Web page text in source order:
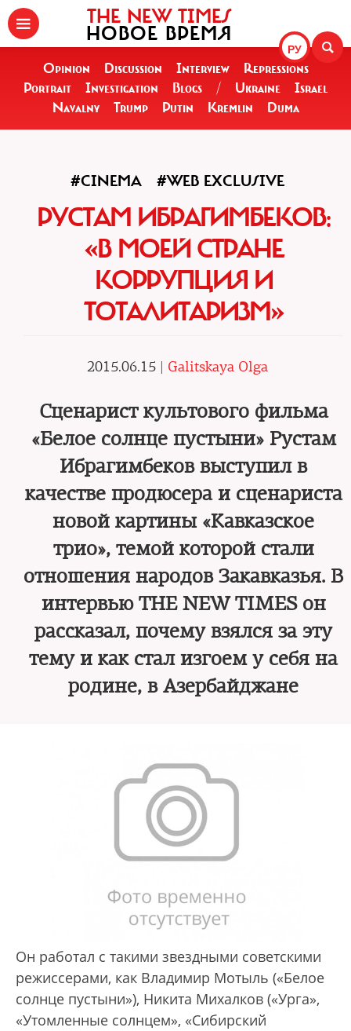
РУ
THE NEW TIMES
НОВОЕ ВРЕМЯ
Opinion Discussion Interview
Repressions
Portrait
Investigation Blogs / Ukraine
Israel
Navalny
Trump Putin Kremlin Duma
#CINEMA #WEB EXCLUSIVE
РУСТАМ ИБРАГИМБЕКОВ:
«В МОЕЙ СТРАНЕ
КОРРУПЦИЯ И
ТОТАЛИТАРИЗМ»
2015.06.15 | Galitskaya Olga
Сценарист культового фильма
«Белое солнце пустыни» Рустам
Ибрагимбеков выступил в
качестве продюсера и сценариста
новой картины «Кавказское
трио», темой которой стали
отношения народов Закавказья. В
интервью THE NEW TIMES он
рассказал, почему взялся за эту
тему и как стал изгоем у себя на
родине, в Азербайджане
Он работал с такими звездными советскими
режиссерами, как Владимир Мотыль («Белое
солнце пустыни»), Никита Михалков («Урга»,
«Утомленные солнцем», «Сибирский